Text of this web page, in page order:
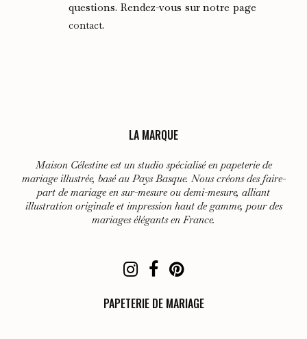
questions. Rendez-vous sur notre page
contact.
LA MARQUE
Maison Célestine est un studio spécialisé en papeterie de
mariage illustrée, basé au Pays Basque. Nous créons des faire-
part de mariage en sur-mesure ou demi-mesure, alliant
illustration originale et impression haut de gamme, pour des
mariages élégants en France.
PAPETERIE DE MARIAGE